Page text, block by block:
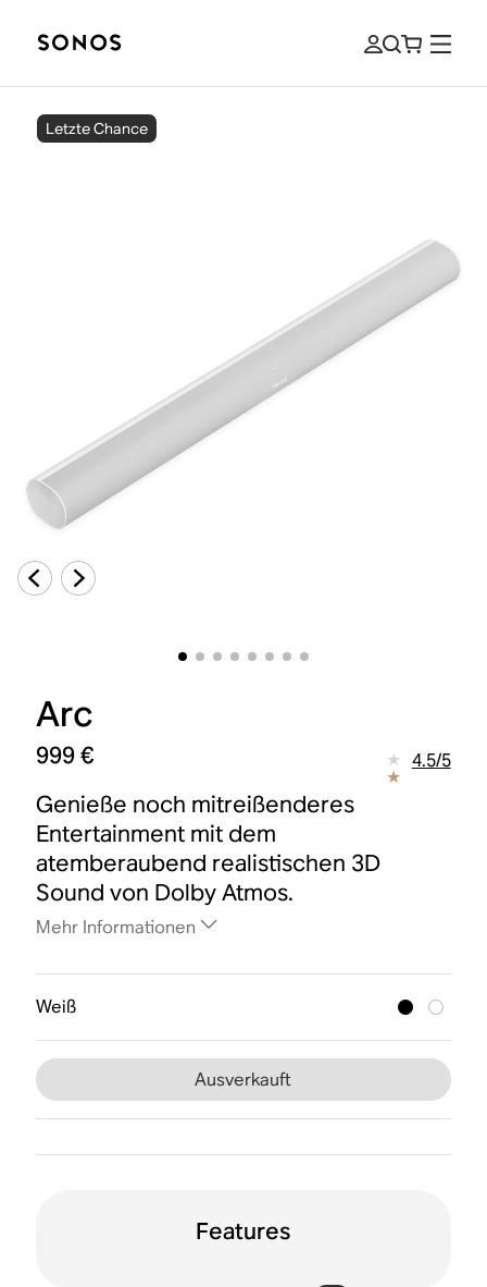
Letzte Chance
Arc
999 € 4.5/5
Genieße noch mitreißenderes
Entertainment mit dem
atemberaubend realistischen 3D
Sound von Dolby Atmos.
Mehr Informationen
Weiß
Ausverkauft
Features